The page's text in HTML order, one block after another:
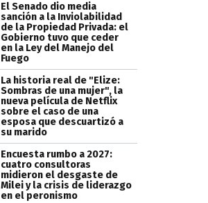
El Senado dio media
sanción a la Inviolabilidad
de la Propiedad Privada: el
Gobierno tuvo que ceder
en la Ley del Manejo del
Fuego
La historia real de "Elize:
Sombras de una mujer", la
nueva película de Netflix
sobre el caso de una
esposa que descuartizó a
su marido
Encuesta rumbo a 2027:
cuatro consultoras
midieron el desgaste de
Milei y la crisis de liderazgo
en el peronismo